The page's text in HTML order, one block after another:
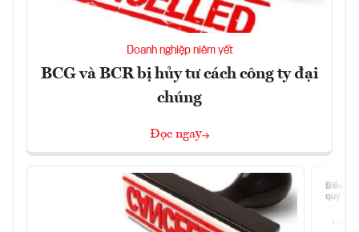
Doanh nghiệp niêm yết
BCG và BCR bị hủy tư cách công ty đại
chúng
Đọc ngay